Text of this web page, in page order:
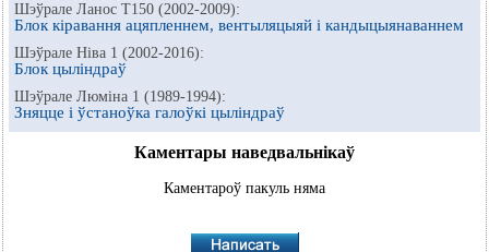
Шэўрале Ланос Т150 (2002-2009):
Блок кіравання ацяпленнем, вентыляцыяй і кандыцыянаваннем
Шэўрале Ніва 1 (2002-2016):
Блок цыліндраў
Шэўрале Люміна 1 (1989-1994):
Зняцце і ўстаноўка галоўкі цыліндраў
Каментары наведвальнікаў
Каментароў пакуль няма